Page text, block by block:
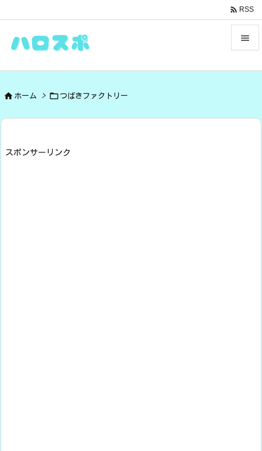


 RSS
 ホーム >  つばきファクトリー
スポンサーリンク